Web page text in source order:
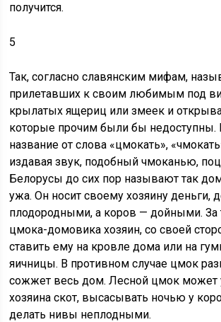
получится.
5
Так, согласно славянским мифам,
прилетавших к своим любимым под
крылатых ящериц или змеек и
которые прочим были бы недоступны.
название от слова «цмокать»,
издавая звук, подобный чмоканью,
Белорусы до сих пор называют так
ужа. Он носит своему хозяину деньги,
плодородными, а коров — дойными. За
цмока-домовика хозяин, со своей
ставить ему на кровле дома или на
яичницы. В противном случае цмок
сожжет весь дом. Лесной цмок может
хозяина скот, высасывать ночью у
делать нивы неплодными.